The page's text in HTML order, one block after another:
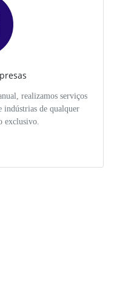
realizamos serviços
indústrias de qualquer
exclusivo.